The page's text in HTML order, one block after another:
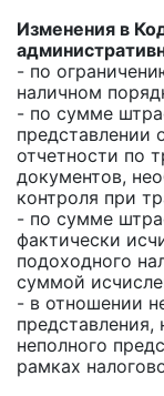
Изменения в
- по
наличном
- по сумме
представлении
отчетности по
документов,
контроля при
- по сумме
фактически
подоходного
суммой
- в отношении
представления,
неполного
рамках